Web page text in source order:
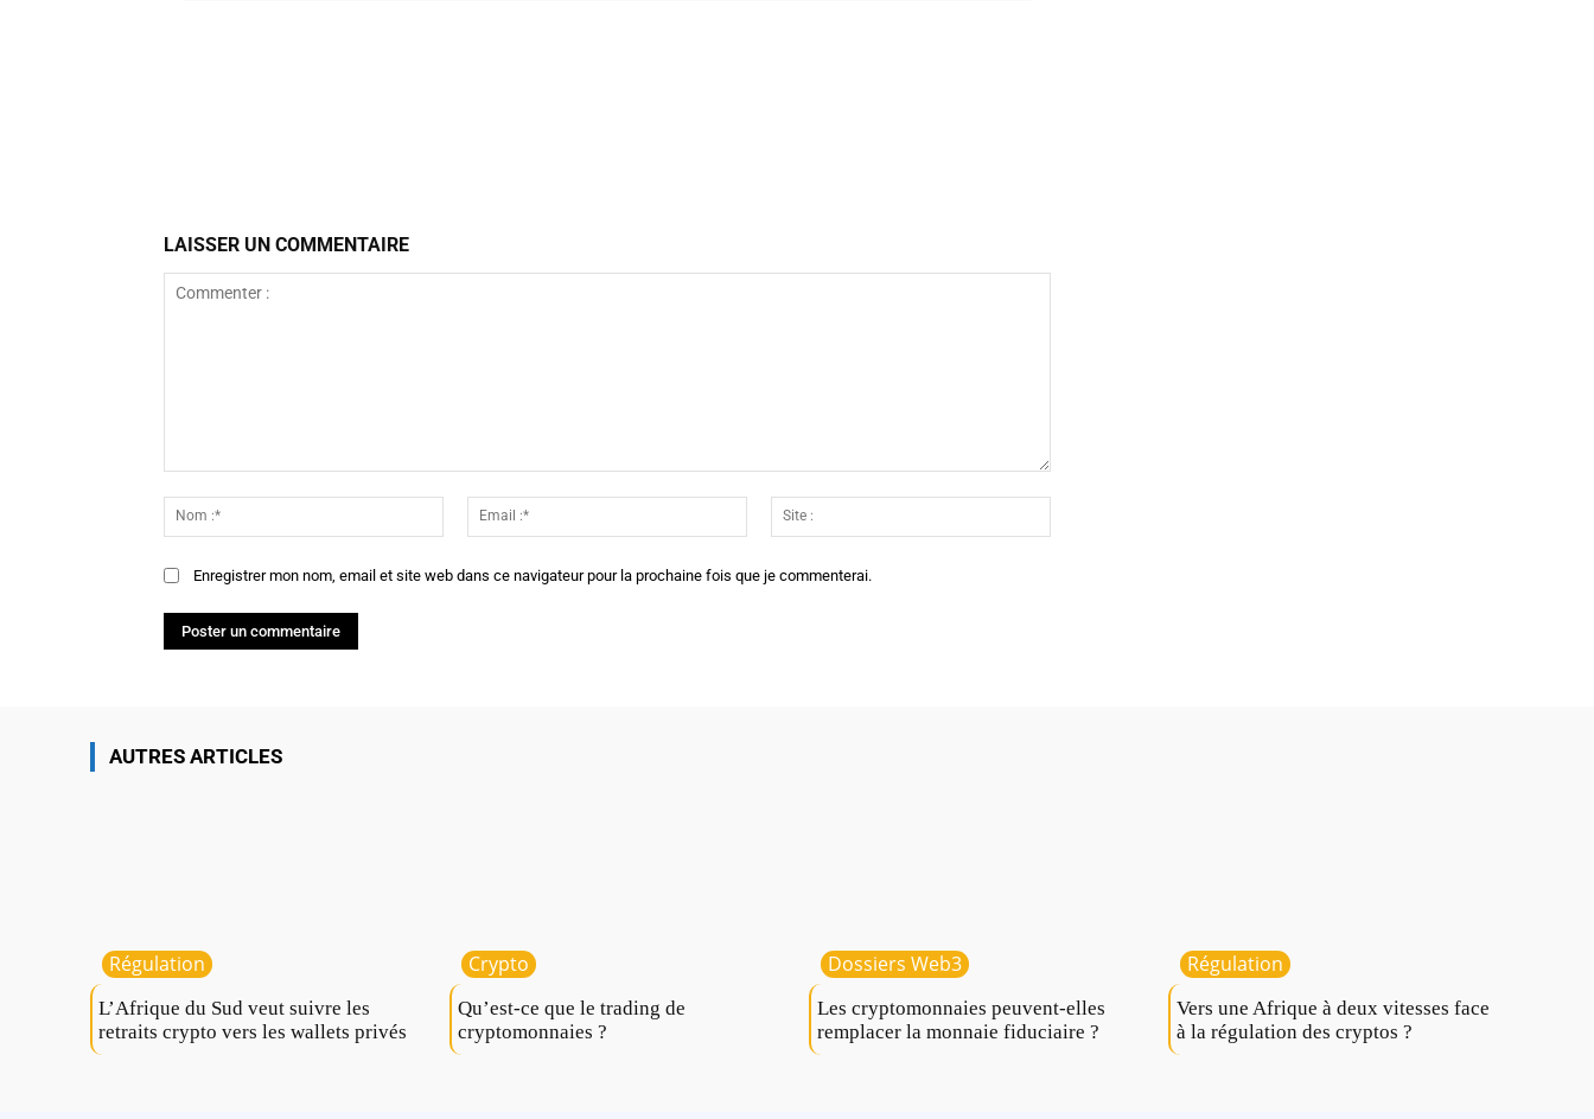
LAISSER UN COMMENTAIRE
:*
Email
:*
:
Enregistrer mon nom, email et site web dans ce navigateur pour la prochaine fois que je commenterai.
AUTRES ARTICLES
Régulation
L’Afrique du Sud veut suivre les
retraits crypto vers les wallets privés
Crypto
Qu’est-ce que le trading de
cryptomonnaies ?
Dossiers Web3
Les cryptomonnaies peuvent-elles
remplacer la monnaie fiduciaire ?
Régulation
Vers une Afrique à deux vitesses face
à la régulation des cryptos ?